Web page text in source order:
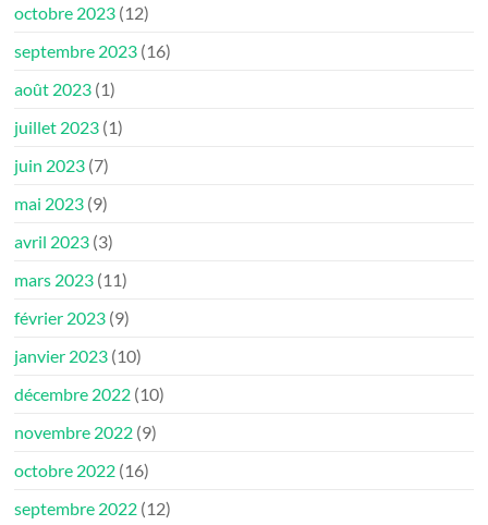
octobre 2023 (12)
septembre 2023 (16)
août 2023 (1)
juillet 2023 (1)
juin 2023 (7)
mai 2023 (9)
avril 2023 (3)
mars 2023 (11)
février 2023 (9)
janvier 2023 (10)
décembre 2022 (10)
novembre 2022 (9)
octobre 2022 (16)
septembre 2022 (12)